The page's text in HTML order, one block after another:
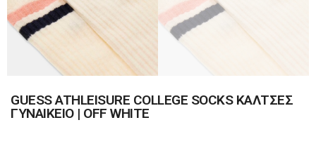
GUESS ATHLEISURE COLLEGE SOCKS ΚΑΛΤΣΕΣ
ΓΥΝΑΙΚΕΙΟ | OFF WHITE